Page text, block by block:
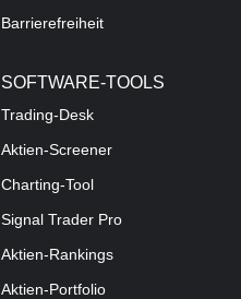
Barrierefreiheit
SOFTWARE-TOOLS
Trading-Desk
Aktien-Screener
Charting-Tool
Signal Trader Pro
Aktien-Rankings
Aktien-Portfolio